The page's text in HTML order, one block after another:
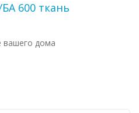
600 ткань
вашего дома